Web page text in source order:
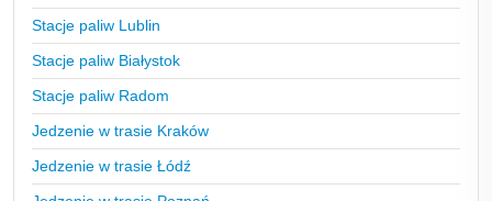
Stacje paliw Lublin
Stacje paliw Białystok
Stacje paliw Radom
Jedzenie w trasie Kraków
Jedzenie w trasie Łódź